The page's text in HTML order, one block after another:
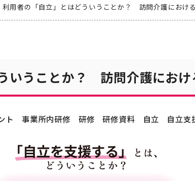
利用者の「自立」とはどういうことか？ 訪問介護におけ
いうことか？ 訪問介護にお
ト 事業所内研修 研修 研修資料 自立 自立支